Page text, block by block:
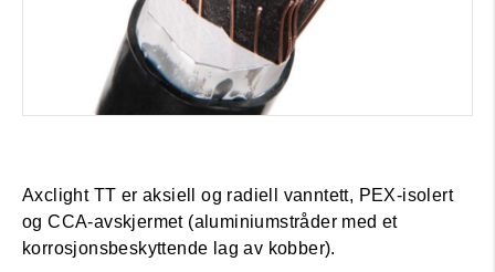
Axclight TT er aksiell og radiell vanntett, PEX-isolert
og CCA-avskjermet (aluminiumstråder med et
korrosjonsbeskyttende lag av kobber).